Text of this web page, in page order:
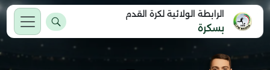
الرابطة الولائية لكرة القدم
بسكرة